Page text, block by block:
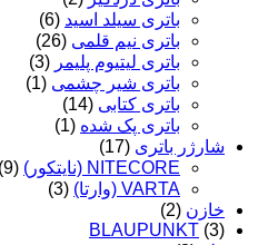
باتری سیلد اسید (6)
باتری نیم قلمی (26)
باتری لیتیوم پلیمر (3)
باتری شیر چشمی (1)
باتری کتابی (14)
باتری پک شده (1)
شارژر باتری (17)
NITECORE (نایتکور)
(9)
VARTA (وارتا)
(3)
خازن (2)
BLAUPUNKT (3)